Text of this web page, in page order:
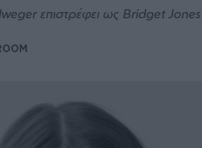
επιστρέφει ως Bridget Jones